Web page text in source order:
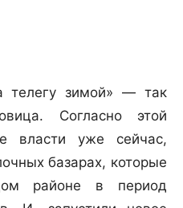
телегу зимой» — так
Согласно этой
власти уже сейчас,
базарах, которые
районе в период